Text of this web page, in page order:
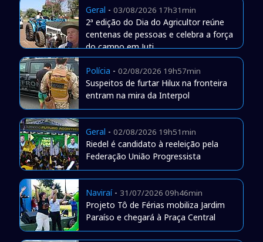
Geral - 03/08/2026 17h31min
2ª edição do Dia do Agricultor reúne
centenas de pessoas e celebra a força
do campo em Juti
Polícia - 02/08/2026 19h57min
Suspeitos de furtar Hilux na fronteira
entram na mira da Interpol
Geral - 02/08/2026 19h51min
Riedel é candidato à reeleição pela
Federação União Progressista
Naviraí- 31/07/2026 09h46min
Projeto Tô de Férias mobiliza Jardim
Paraíso e chegará à Praça Central